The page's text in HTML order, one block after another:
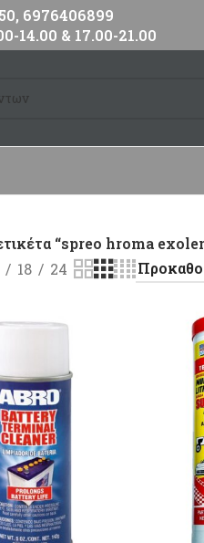
6976406899
14.00 & 17.00-21.00
“spreo hroma
18 24